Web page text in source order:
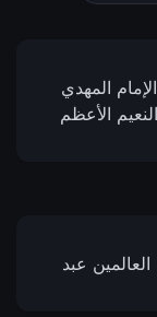
المهدي
الأعظم
عبد